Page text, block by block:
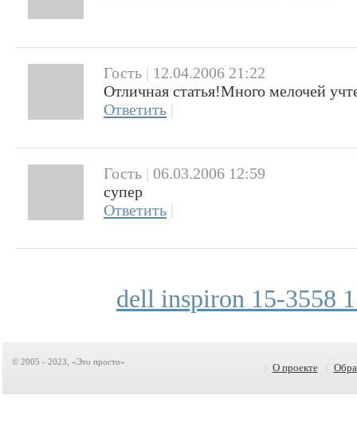
Гость | 12.04.2006 21:22
Отличная статья!Много мелочей
Ответить |
Гость | 06.03.2006 12:59
супер
Ответить |
dell inspiron 15-3558
© 2005 - 2023, «Это просто» О проекте